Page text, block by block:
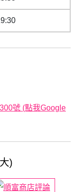
號 (點我Google
)